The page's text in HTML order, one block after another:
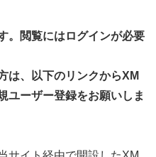
。閲覧にはログインが必要
は、以下のリンクからXM
ユーザー登録をお願いしま